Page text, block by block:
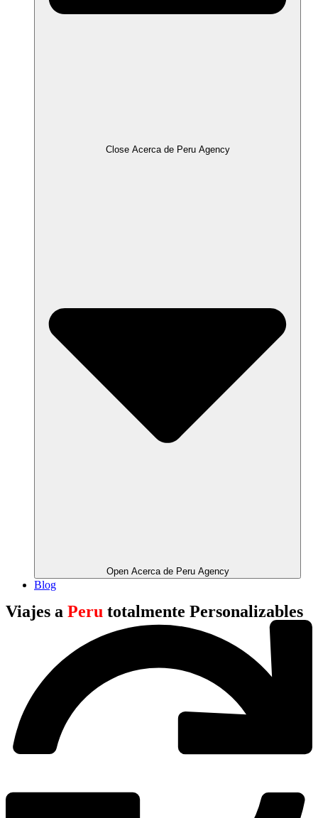
Close Acerca de Peru Agency
Open Acerca de Peru Agency
Blog
Viajes a Peru totalmente Personalizables